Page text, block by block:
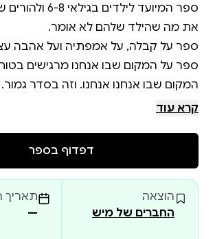
ספר המיועד לילדים
זה ממש נהדר.
קרא עוד
דפדוף בספר
הוצאה
החברים של מיש
תאריך
—